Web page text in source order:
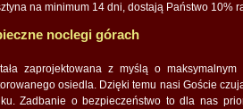
na minimum 14 dni, dostają Państwo 10%
noclegi górach
zaprojektowana z myślą o
osiedla. Dzięki temu nasi Goście
Zadbanie o bezpieczeństwo to dla nas